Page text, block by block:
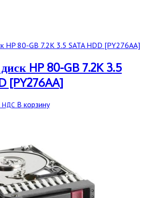
HP 80-GB 7.2K 3.5
[PY276AA]
НДС В корзину